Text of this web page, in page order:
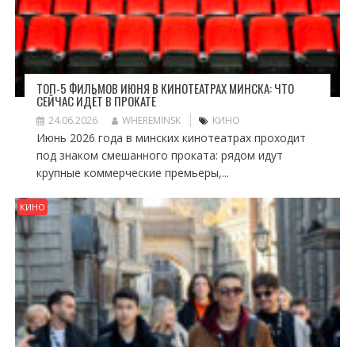
ТОП-5 ФИЛЬМОВ ИЮНЯ В КИНОТЕАТРАХ МИНСКА: ЧТО
СЕЙЧАС ИДЁТ В ПРОКАТЕ
24.06.2026 WHEREMINSK КИНО
Июнь 2026 года в минских кинотеатрах проходит
под знаком смешанного проката: рядом идут
крупные коммерческие премьеры,...
КИНО